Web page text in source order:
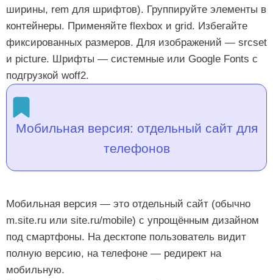
ширины, rem для шрифтов). Группируйте элементы в
контейнеры. Применяйте flexbox и grid. Избегайте
фиксированных размеров. Для изображений — srcset
и picture. Шрифты — системные или Google Fonts с
подгрузкой woff2.
Мобильная версия: отдельный сайт для
телефонов
Мобильная версия — это отдельный сайт (обычно
m.site.ru или site.ru/mobile) с упрощённым дизайном
под смартфоны. На десктопе пользователь видит
полную версию, на телефоне — редирект на
мобильную.